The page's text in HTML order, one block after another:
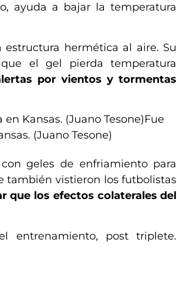
ayuda a bajar la temperatura
hermética al aire. Su
el gel pierda temperatura
por vientos y tormentas
Fue
(Juano Tesone)
geles de enfriamiento para
también vistieron los futbolistas
que los efectos colaterales del
entrenamiento, post triplete.